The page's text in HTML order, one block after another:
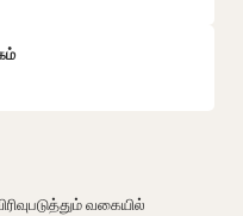
வகையில்